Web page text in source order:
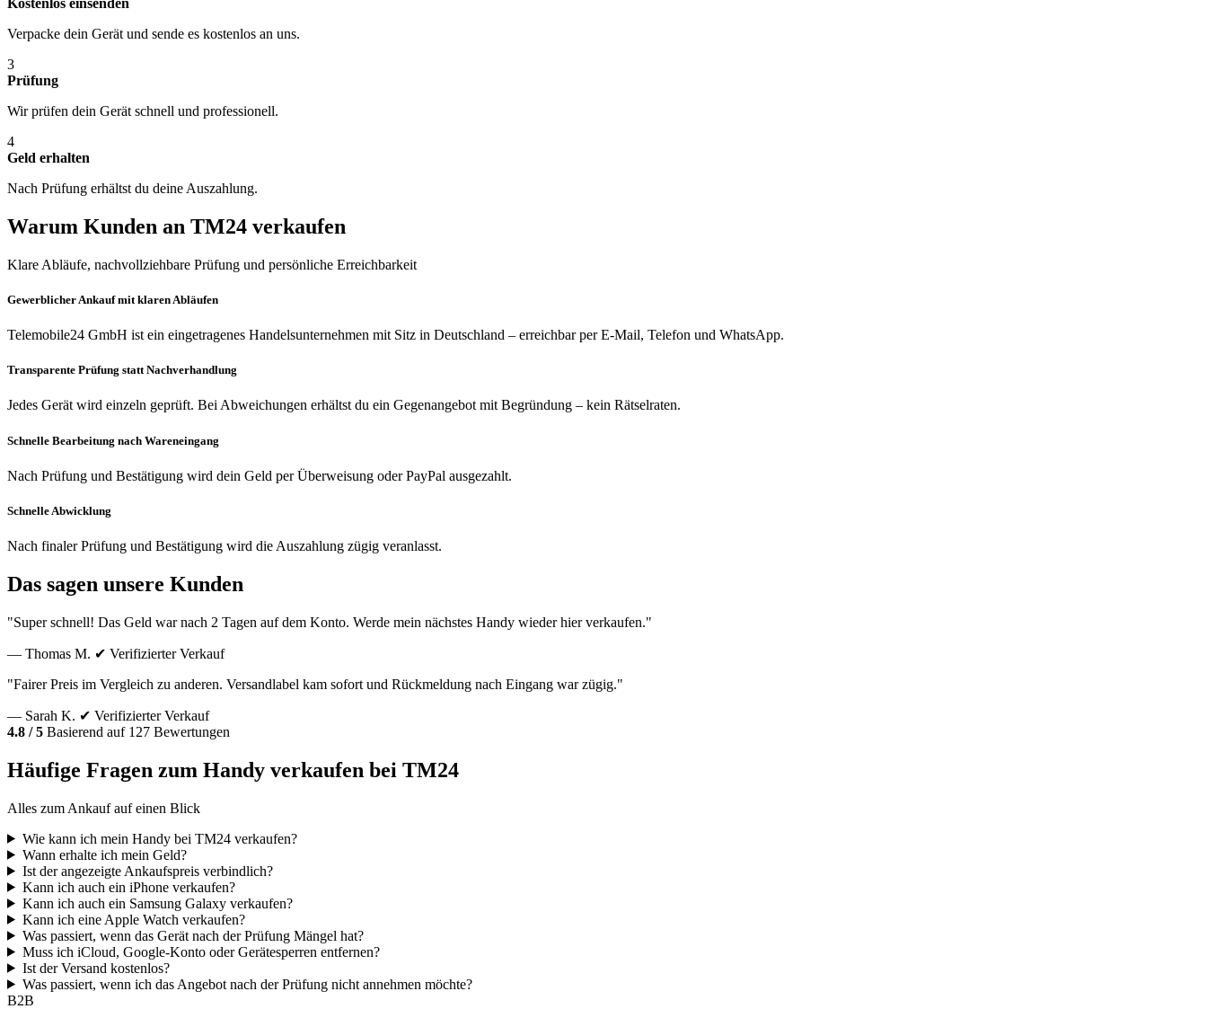
Kostenlos einsenden
Verpacke dein Gerät und sende es kostenlos an uns.
3
Prüfung
Wir prüfen dein Gerät schnell und professionell.
4
Geld erhalten
Nach Prüfung erhältst du deine Auszahlung.
Warum Kunden an TM24 verkaufen
Klare Abläufe, nachvollziehbare Prüfung und persönliche Erreichbarkeit
Gewerblicher Ankauf mit klaren Abläufen
Telemobile24 GmbH ist ein eingetragenes Handelsunternehmen mit Sitz in Deutschland – erreichbar per E-Mail, Telefon und WhatsApp.
Transparente Prüfung statt Nachverhandlung
Jedes Gerät wird einzeln geprüft. Bei Abweichungen erhältst du ein Gegenangebot mit Begründung – kein Rätselraten.
Schnelle Bearbeitung nach Wareneingang
Nach Prüfung und Bestätigung wird dein Geld per Überweisung oder PayPal ausgezahlt.
Schnelle Abwicklung
Nach finaler Prüfung und Bestätigung wird die Auszahlung zügig veranlasst.
Das sagen unsere Kunden
"Super schnell! Das Geld war nach 2 Tagen auf dem Konto. Werde mein nächstes Handy wieder hier verkaufen."
— Thomas M. ✔ Verifizierter Verkauf
"Fairer Preis im Vergleich zu anderen. Versandlabel kam sofort und Rückmeldung nach Eingang war zügig."
— Sarah K. ✔ Verifizierter Verkauf
4.8 / 5 Basierend auf 127 Bewertungen
Häufige Fragen zum Handy verkaufen bei TM24
Alles zum Ankauf auf einen Blick
Wie kann ich mein Handy bei TM24 verkaufen?
Wann erhalte ich mein Geld?
Ist der angezeigte Ankaufspreis verbindlich?
Kann ich auch ein iPhone verkaufen?
Kann ich auch ein Samsung Galaxy verkaufen?
Kann ich eine Apple Watch verkaufen?
Was passiert, wenn das Gerät nach der Prüfung Mängel hat?
Muss ich iCloud, Google-Konto oder Gerätesperren entfernen?
Ist der Versand kostenlos?
Was passiert, wenn ich das Angebot nach der Prüfung nicht annehmen möchte?
B2B